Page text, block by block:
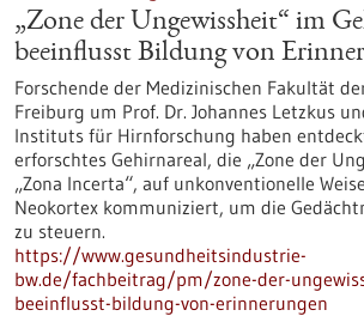
„Zone der Ungewissheit“ im
beeinflusst Bildung von
Forschende der Medizinischen Fakultät
Freiburg um Prof. Dr. Johannes Letzkus
Instituts für Hirnforschung haben
erforschtes Gehirnareal, die „Zone der
„Zona Incerta“, auf unkonventionelle
Neokortex kommuniziert, um die
zu steuern.
https://www.gesundheitsindustrie-
bw.de/fachbeitrag/pm/zone-der-
beeinflusst-bildung-von-erinnerungen